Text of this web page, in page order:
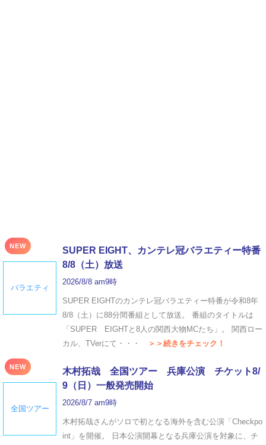
NEW
バラエティ
SUPER EIGHT、カンテレ冠バラエティー特番
8/8（土）放送
2026/8/8 am9時
SUPER EIGHTのカンテレ冠バラエティー特番が令和8年
8/8（土）に88分間番組として放送。 番組のタイトルは
「SUPER EIGHTと8人の関西大物MCたち」。 関西ロー
カル、TVerにて・・・
＞＞続きをチェック！
NEW
全国ツアー
木村拓哉 全国ツアー 兵庫公演 チケット8/
9（日）一般発売開始
2026/8/7 am9時
木村拓哉さんがソロで初となる海外を含む公演「Checkpo
int」を開催。 日本公演開幕となる兵庫公演を対象に、チ